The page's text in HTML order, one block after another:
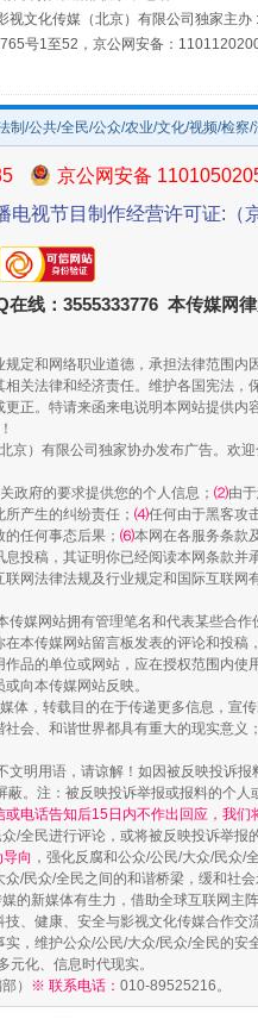
关残疾人未来5年
的光氢储一体化项目
头丨大暑三秋近
视文化传媒（北京）有限公司独家主办 :
号1至52，京公网安备：
制/公共/全民/公众/农业/文化/视频/检察
京公网安备
电视节目制作经营许可证:（
在线：3555333776 本传媒网
定和网络职业道德，承担法律范围
关法律和经济责任。维护各国宪法
正。特请来函来电说明本网站提供
）有限公司独家协办发布广告。欢
政府的要求提供您的个人信息； ⑵由
产生的纠纷责任； ⑷任何由于黑客攻
任何事态后果； ⑹本网在各服务条款
投稿，其证明你已经阅读本网条款
网法律法规及行业规定和国际互联网
媒网站拥有管理笔名和代表某些合
本传媒网站留言板发表的评论和投
的单位或网站，应在授权范围内使
向本传媒网站反映。
体，转载目的在于传递更多信息，宣
会、和谐世界都具有重大的现实意义
明用语，请谅解！如因被反映投诉
。注：被反映投诉举报或报料的个
电话告知后15日内不作出回应，我们
/全民进行评论，或将被反映投诉举
向 ，强化反腐和公众/公民/大众/民众/
/民众/全民之间的和谐桥梁，缓和社
的新媒体有生力，借助全球互联网主
、健康、安全与影视文化传媒合作交
，维护公众/公民/大众/民众/全民的
元化、信息时代现实。
） ※ 联系电话： 010-89525216。